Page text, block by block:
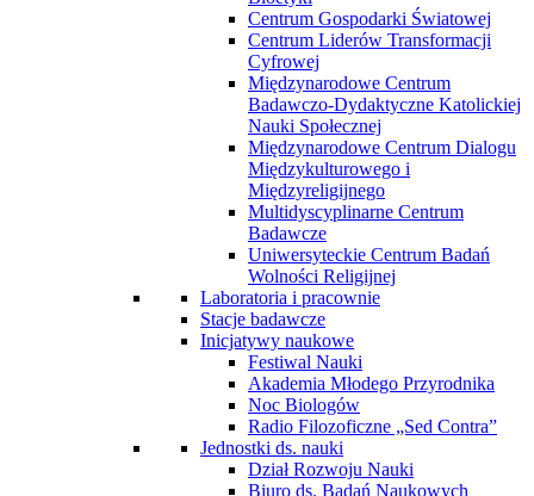
Centrum Gospodarki Światowej
Centrum Liderów Transformacji
Cyfrowej
Międzynarodowe Centrum
Badawczo-Dydaktyczne Katolickiej
Nauki Społecznej
Międzynarodowe Centrum Dialogu
Międzykulturowego i
Międzyreligijnego
Multidyscyplinarne Centrum
Badawcze
Uniwersyteckie Centrum Badań
Wolności Religijnej
Laboratoria i pracownie
Stacje badawcze
Inicjatywy naukowe
Festiwal Nauki
Akademia Młodego Przyrodnika
Noc Biologów
Radio Filozoficzne „Sed Contra”
Jednostki ds. nauki
Dział Rozwoju Nauki
Biuro ds. Badań Naukowych